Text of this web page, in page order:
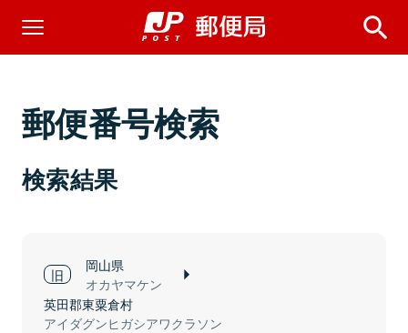
郵便番号検索
検索結果
岡山県
オカヤマケン
英田郡東粟倉村
アイダグンヒガシアワクラソン